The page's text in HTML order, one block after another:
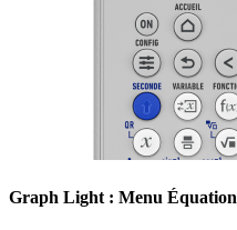
Graph Light : Menu Équation